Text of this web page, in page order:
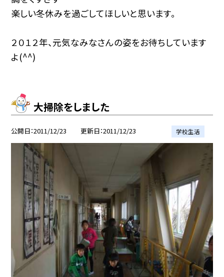
楽しい冬休みを過ごしてほしいと思います。
２０１２年、元気なみなさんの姿をお待ちしています
よ(^^)
大掃除をしました
公開日 2011/12/23 更新日 2011/12/23 学校生活